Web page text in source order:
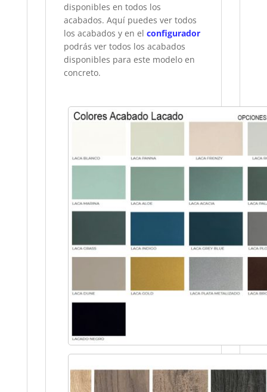
disponibles en todos los
acabados. Aquí puedes ver todos
los acabados y en el configurador
podrás ver todos los acabados
disponibles para este modelo en
concreto.